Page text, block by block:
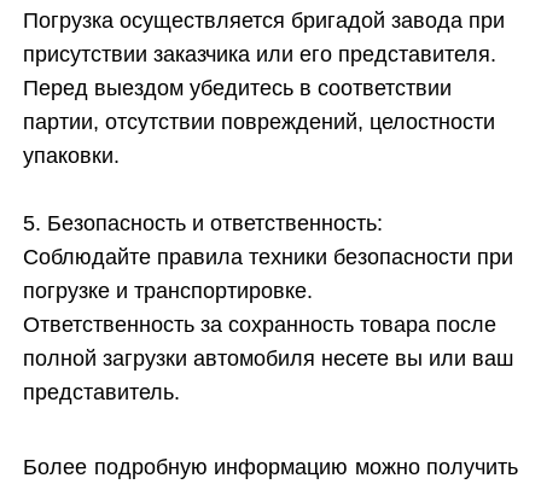
Погрузка осуществляется бригадой завода при
присутствии заказчика или его представителя.
Перед выездом убедитесь в соответствии
партии, отсутствии повреждений, целостности
упаковки.
5. Безопасность и ответственность:
Соблюдайте правила техники безопасности при
погрузке и транспортировке.
Ответственность за сохранность товара после
полной загрузки автомобиля несете вы или ваш
представитель.
Более подробную информацию можно получить